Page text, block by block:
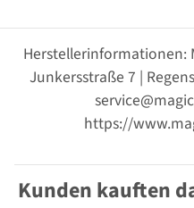
Herstellerinformationen:
Junkersstraße 7 |
https://
Kunden kauften